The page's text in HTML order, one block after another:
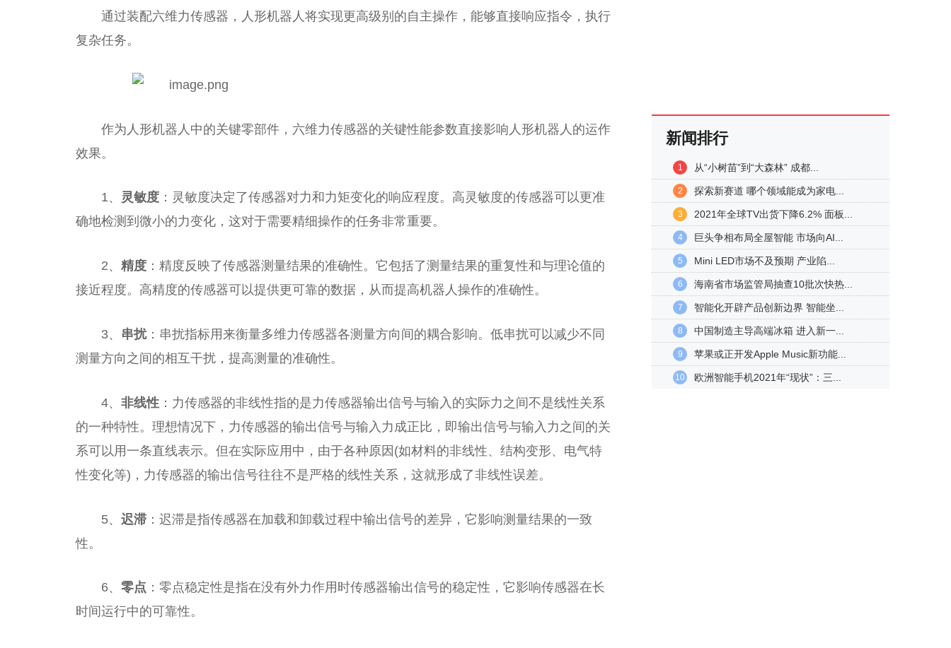
通过装配六维力传感器，人形机器人将实现更高级别的自主操作，能够直接响应指令，执行
复杂任务。
作为人形机器人中的关键零部件，六维力传感器的关键性能参数直接影响人形机器人的运作
效果。
1、 灵敏度 ：灵敏度决定了传感器对力和力矩变化的响应程度。高灵敏度的传感器可以更准
确地检测到微小的力变化，这对于需要精细操作的任务非常重要。
2、 精度 ：精度反映了传感器测量结果的准确性。它包括了测量结果的重复性和与理论值的
接近程度。高精度的传感器可以提供更可靠的数据，从而提高机器人操作的准确性。
3、 串扰：串扰指标用来衡量多维力传感器各测量方向间的耦合影响。低串扰可以减少不同
测量方向之间的相互干扰，提高测量的准确性。
4、 非线性 ：力传感器的非线性指的是力传感器输出信号与输入的实际力之间不是线性关系
的一种特性。理想情况下，力传感器的输出信号与输入力成正比，即输出信号与输入力之间的关
系可以用一条直线表示。但在实际应用中，由于各种原因(如材料的非线性、结构变形、电气特
性变化等)，力传感器的输出信号往往不是严格的线性关系，这就形成了非线性误差。
5、 迟滞 ：迟滞是指传感器在加载和卸载过程中输出信号的差异，它影响测量结果的一致
性。
6、 零点 ：零点稳定性是指在没有外力作用时传感器输出信号的稳定性，它影响传感器在长
时间运行中的可靠性。
新闻排行
1 从“小树苗”到“大森林” 成都...
2 探索新赛道 哪个领域能成为家电...
3 2021年全球TV出货下降6.2% 面板...
4 巨头争相布局全屋智能 市场向AI...
5 Mini LED市场不及预期 产业陷...
6 海南省市场监管局抽查10批次快热...
7 智能化开辟产品创新边界 智能坐...
8 中国制造主导高端冰箱 进入新一...
9 苹果或正开发Apple Music新功能...
10 欧洲智能手机2021年“现状”：三...